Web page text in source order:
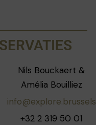
Nils Bouckaert &
Amélia Bouilliez
info@explore.brussels
+32 2 319 50 01